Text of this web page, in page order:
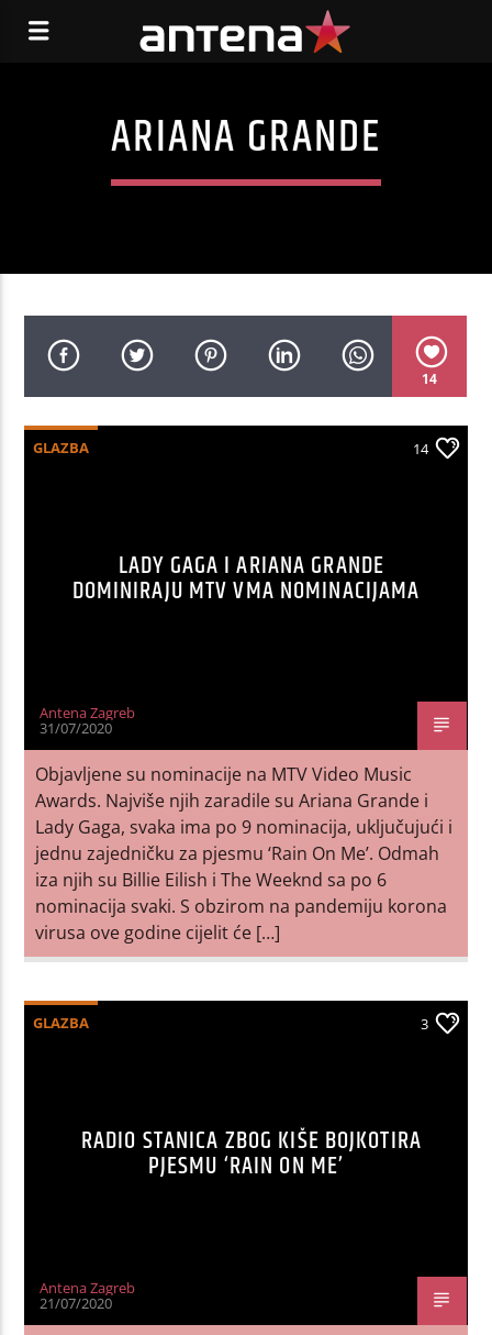
ARIANA GRANDE
14
GLAZBA 14
LADY GAGA I ARIANA GRANDE
DOMINIRAJU MTV VMA NOMINACIJAMA
Antena Zagreb
31/07/2020
Objavljene su nominacije na MTV Video Music
Awards. Najviše njih zaradile su Ariana Grande i
Lady Gaga, svaka ima po 9 nominacija, uključujući i
jednu zajedničku za pjesmu ‘Rain On Me’. Odmah
iza njih su Billie Eilish i The Weeknd sa po 6
nominacija svaki. S obzirom na pandemiju korona
virusa ove godine cijelit će […]
GLAZBA 3
RADIO STANICA ZBOG KIŠE BOJKOTIRA
PJESMU ‘RAIN ON ME’
Antena Zagreb
21/07/2020